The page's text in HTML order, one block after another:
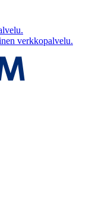
verkkopalvelu.